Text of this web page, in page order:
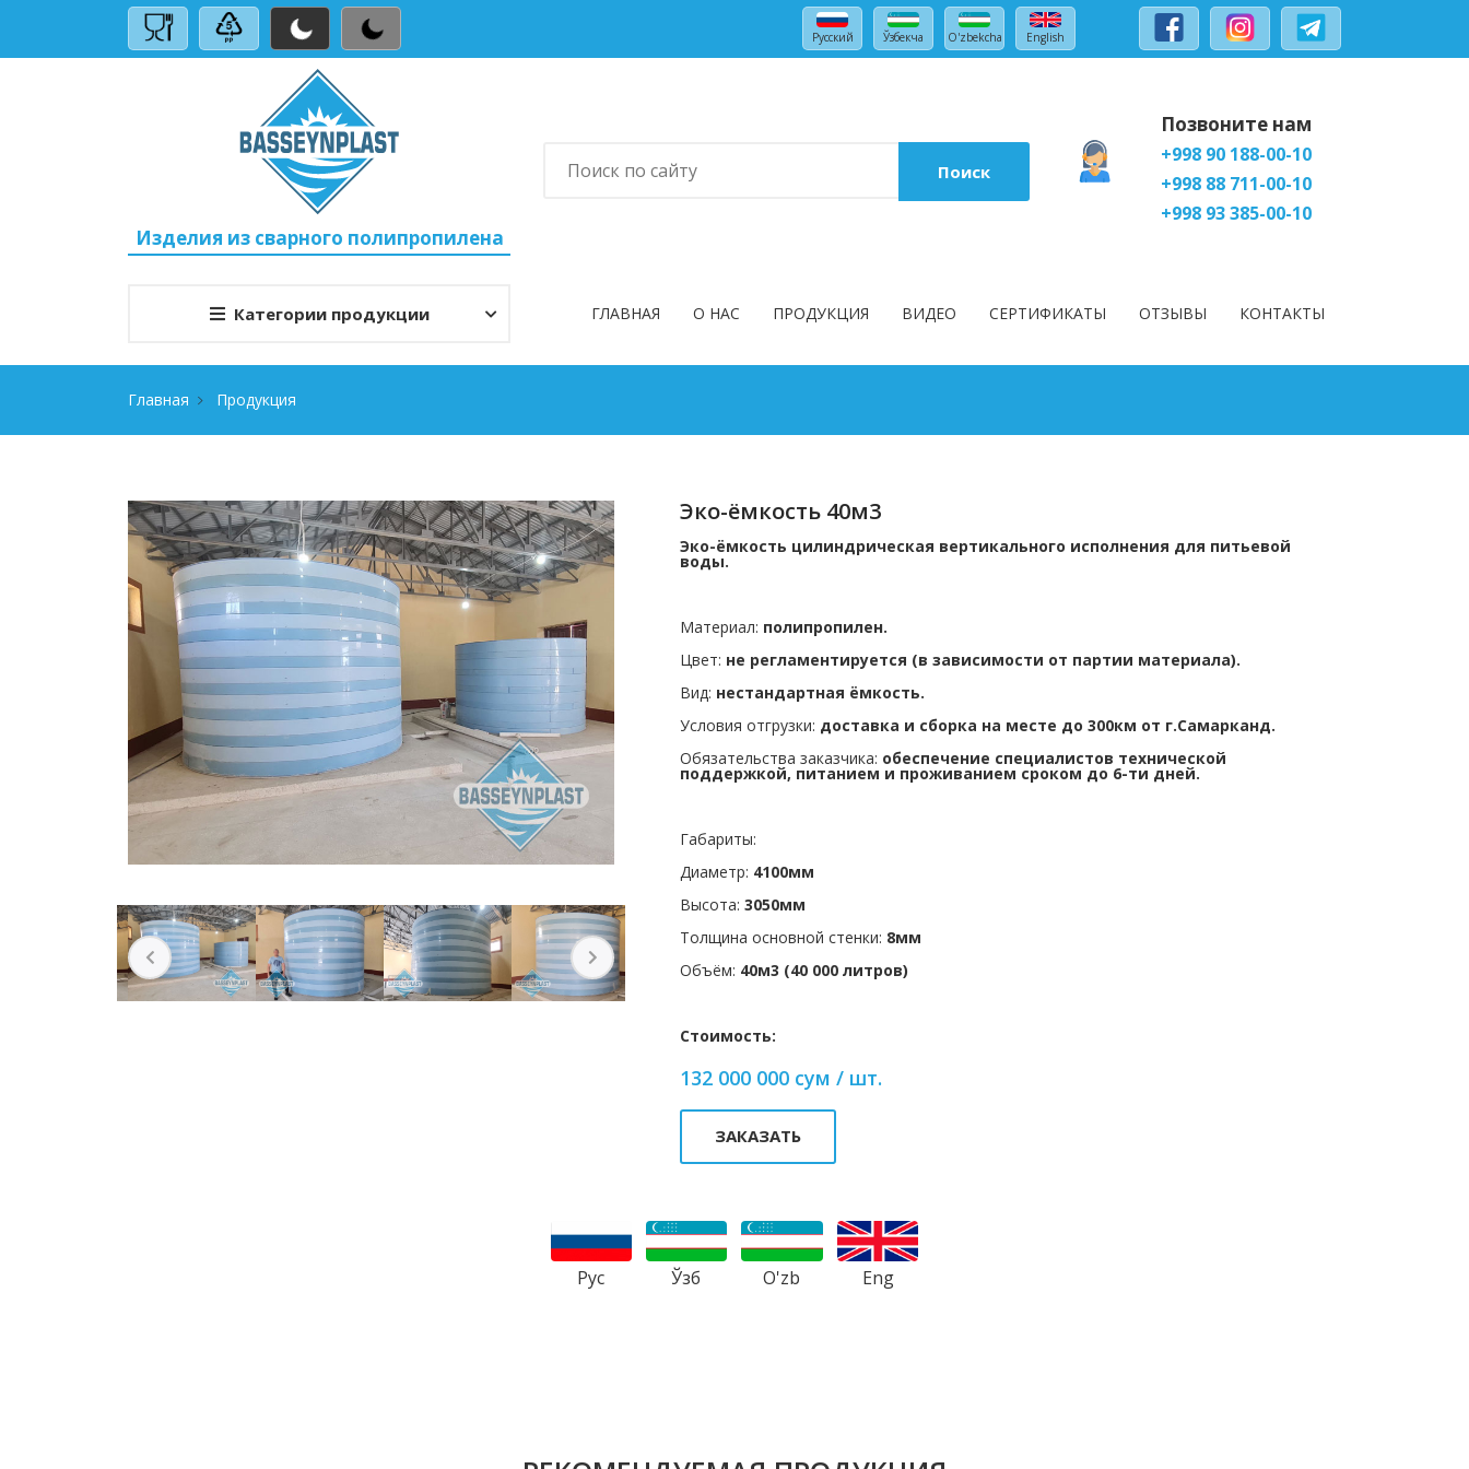
Русский Ўзбекча O'zbekcha English
Изделия из сварного полипропилена
Поиск
Позвоните нам
+998 90 188-00-10
+998 88 711-00-10
+998 93 385-00-10
Категории продукции ГЛАВНАЯ О НАС ПРОДУКЦИЯ ВИДЕО СЕРТИФИКАТЫ ОТЗЫВЫ КОНТАКТЫ
Главная Продукция
Эко-ёмкость 40м3
Эко-ёмкость цилиндрическая вертикального исполнения для питьевой
воды.
Материал: полипропилен.
Цвет: не регламентируется (в зависимости от партии материала).
Вид: нестандартная ёмкость.
Условия отгрузки: доставка и сборка на месте до 300км от г.Самарканд.
Обязательства заказчика: обеспечение специалистов технической
поддержкой, питанием и проживанием сроком до 6-ти дней.
Габариты:
Диаметр: 4100мм
Высота: 3050мм
Толщина основной стенки: 8мм
Объём: 40м3 (40 000 литров)
Стоимость:
132 000 000 сум / шт.
ЗАКАЗАТЬ
Рус Ўзб O'zb Eng